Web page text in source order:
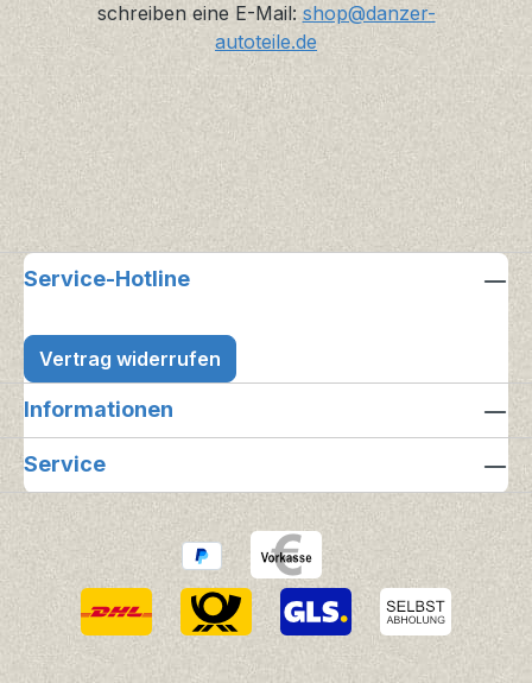
schreiben eine E-Mail: shop@danzer-
autoteile.de
Service-Hotline
Vertrag widerrufen
Informationen
Service